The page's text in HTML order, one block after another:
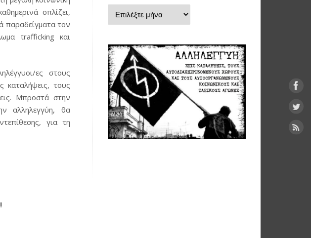
οπλίζει,
παραδείγματα τον
trafficking και
ες στους
καταλήψεις, τους
Μπροστά στην
αλληλεγγύη, θα
για τη